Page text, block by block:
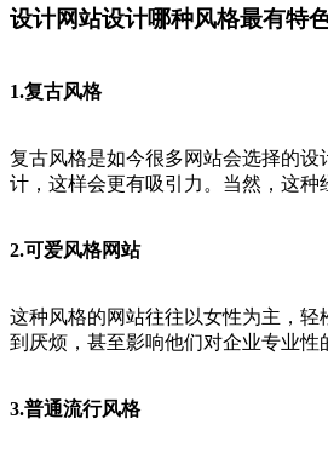
设计网站设计哪种风格最有特
1.复古风格
复古风格是如今很多网站会选择的
计，这样会更有吸引力。当然，这种
2.可爱风格网站
这种风格的网站往往以女性为主，
到厌烦，甚至影响他们对企业专业性
3.普通流行风格